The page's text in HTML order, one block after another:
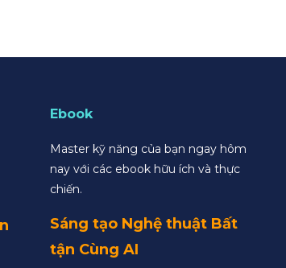
Ebook
Master kỹ năng của bạn ngay hôm
nay với các ebook hữu ích và thực
chiến.
Sáng tạo Nghệ thuật Bất
tận Cùng AI